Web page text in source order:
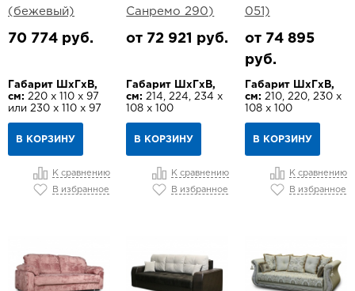
(бежевый)
70 774 руб.
Габарит ШхГхВ,
см: 220 х 110 х 97
или 230 х 110 х 97
В КОРЗИНУ
К сравнению
В избранное
Санремо 290)
от 72 921 руб.
Габарит ШхГхВ,
см: 214, 224, 234 х
108 х 100
В КОРЗИНУ
К сравнению
В избранное
051)
от 74 895
руб.
Габарит ШхГхВ,
см: 210, 220, 230 х
108 х 100
В КОРЗИНУ
К сравнению
В избранное